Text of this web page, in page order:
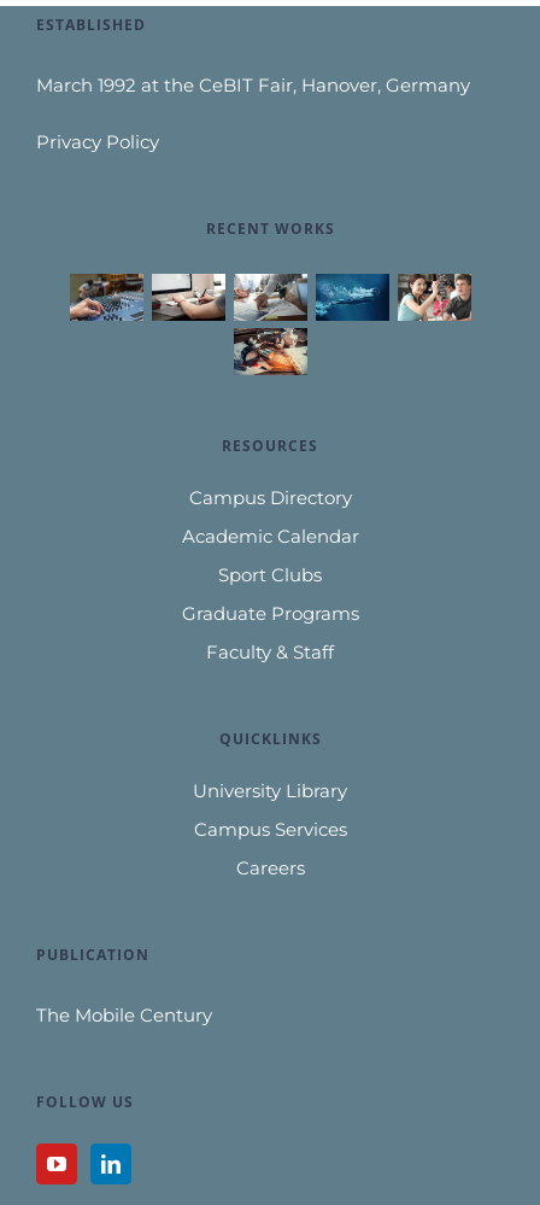
ESTABLISHED
March 1992 at the CeBIT Fair, Hanover, Germany
Privacy Policy
RECENT WORKS
RESOURCES
Campus Directory
Academic Calendar
Sport Clubs
Graduate Programs
Faculty & Staff
QUICKLINKS
University Library
Campus Services
Careers
PUBLICATION
The Mobile Century
FOLLOW US